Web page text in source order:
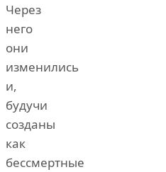
Через
него
они
изменились
и,
будучи
созданы
как
бессмертные